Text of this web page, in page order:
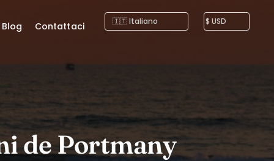
de Portmany
Blog Contattaci